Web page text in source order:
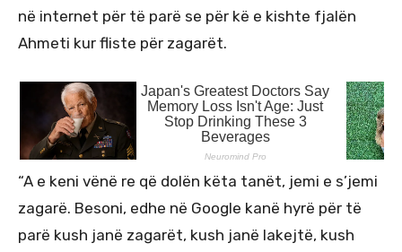
në internet për të parë se për kë e kishte fjalën
Ahmeti kur fliste për zagarët.
“A e keni vënë re që dolën këta tanët, jemi e s’jemi
zagarë. Besoni, edhe në Google kanë hyrë për të
parë kush janë zagarët, kush janë lakejtë, kush